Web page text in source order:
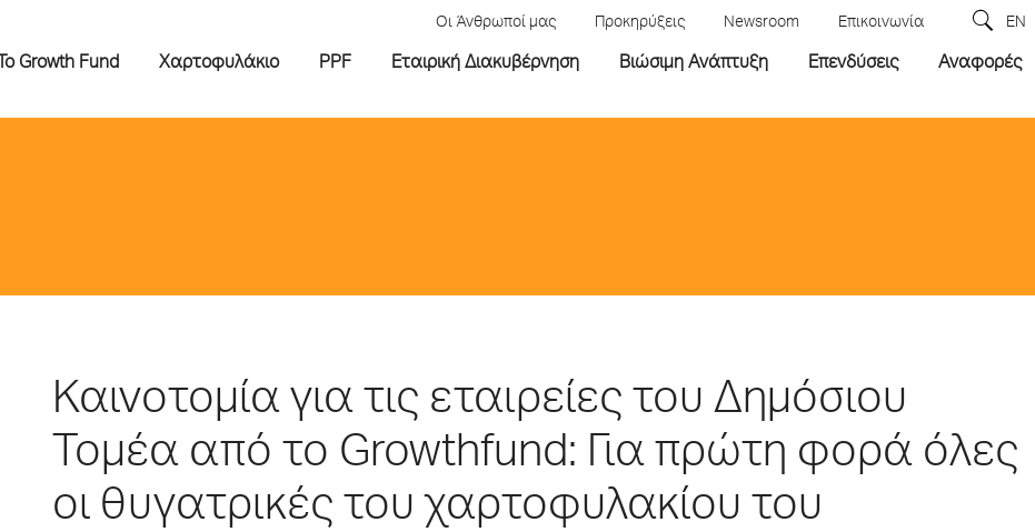
Οι Άνθρωποί μας Προκηρύξεις Newsroom Επικοινωνία EN
Το Growth Fund Χαρτοφυλάκιο PPF Εταιρική Διακυβέρνηση Βιώσιμη Ανάπτυξη Επενδύσεις Αναφορές
Καινοτομία για τις εταιρείες του Δημόσιου
Τομέα από το Growthfund: Για πρώτη φορά όλες
οι θυγατρικές του χαρτοφυλακίου του